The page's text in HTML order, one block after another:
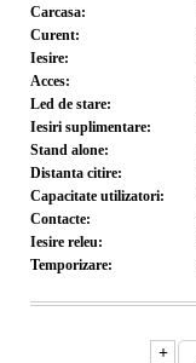
Carcasa:
Curent:
Iesire:
Acces:
Led de stare:
Iesiri suplimentare:
Stand alone:
Distanta citire:
Capacitate utilizatori:
Contacte:
Iesire releu:
Temporizare:
+